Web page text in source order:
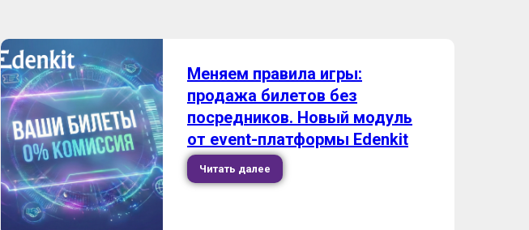
Меняем правила игры:
продажа билетов без
посредников. Новый модуль
от event-платформы Edenkit
Читать далее